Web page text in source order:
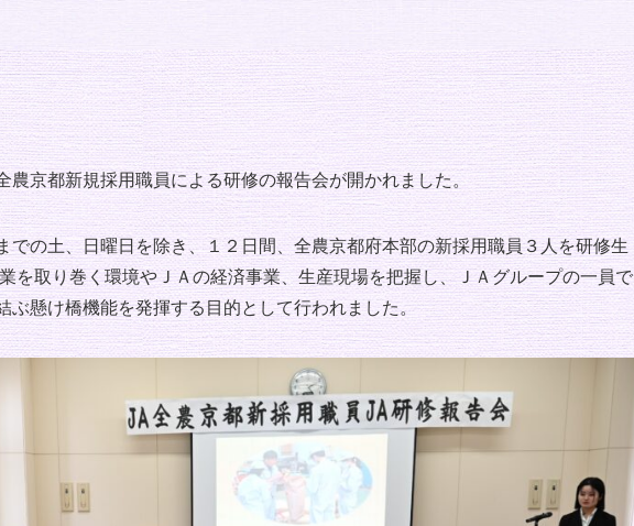
京都新規採用職員による研修の報告会が開かれました。
の土、日曜日を除き、１２日間、全農京都府本部の新採用職員３人を研修生
を取り巻く環境やＪＡの経済事業、生産現場を把握し、ＪＡグループの一員で
懸け橋機能を発揮する目的として行われました。